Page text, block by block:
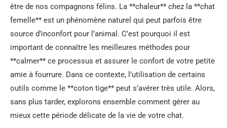
être de nos compagnons félins. La **chaleur** chez la **chat
femelle** est un phénomène naturel qui peut parfois être
source d’inconfort pour l’animal. C’est pourquoi il est
important de connaître les meilleures méthodes pour
**calmer** ce processus et assurer le confort de votre petite
amie à fourrure. Dans ce contexte, l’utilisation de certains
outils comme le **coton tige** peut s’avérer très utile. Alors,
sans plus tarder, explorons ensemble comment gérer au
mieux cette période délicate de la vie de votre chat.